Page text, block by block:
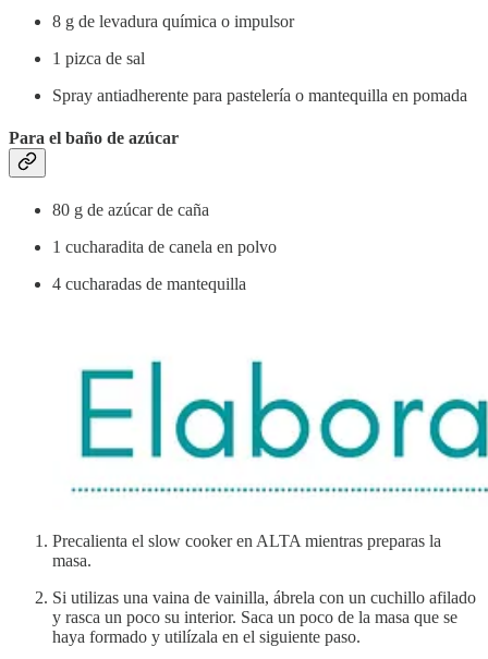
8 g de levadura química o impulsor
1 pizca de sal
Spray antiadherente para pastelería o mantequilla en pomada
Para el baño de azúcar
80 g de azúcar de caña
1 cucharadita de canela en polvo
4 cucharadas de mantequilla
Precalienta el slow cooker en ALTA mientras preparas la
masa.
Si utilizas una vaina de vainilla, ábrela con un cuchillo afilado
y rasca un poco su interior. Saca un poco de la masa que se
haya formado y utilízala en el siguiente paso.